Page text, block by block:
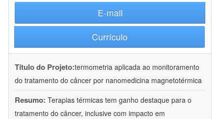
E-mail
Currículo
Título do Projeto:termometria aplicada ao monitoramento
do tratamento do câncer por nanomedicina magnetotérmica
Resumo: Terapias térmicas tem ganho destaque para o
tratamento do câncer, inclusive com impacto em